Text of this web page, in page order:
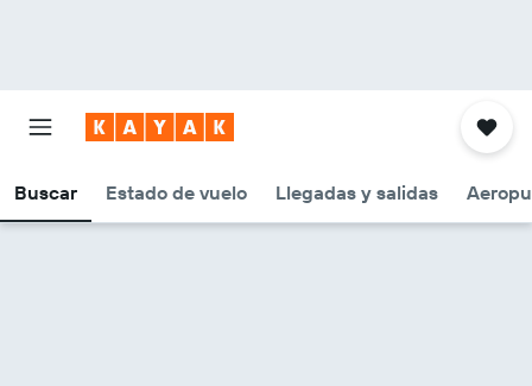
Buscar Estado de vuelo Llegadas y salidas